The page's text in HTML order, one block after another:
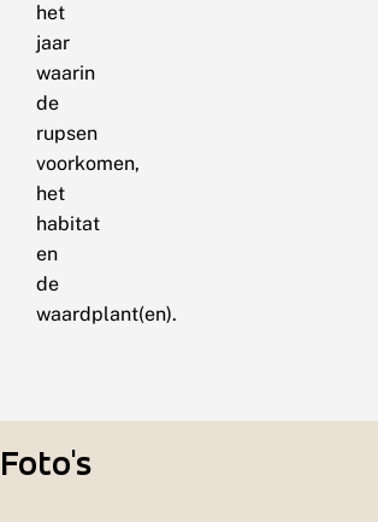
het
jaar
waarin
de
rupsen
voorkomen,
het
habitat
en
de
waardplant(en).
Foto's